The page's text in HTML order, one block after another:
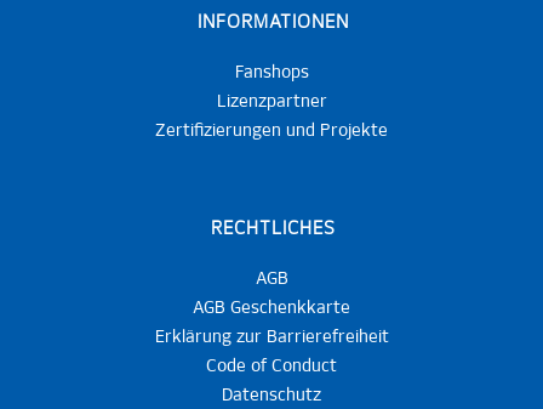
INFORMATIONEN
Fanshops
Lizenzpartner
Zertifizierungen und Projekte
RECHTLICHES
AGB
AGB Geschenkkarte
Erklärung zur Barrierefreiheit
Code of Conduct
Datenschutz